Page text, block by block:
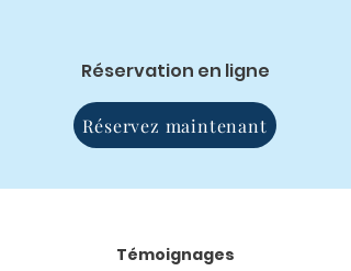
Réservation en ligne
Réservez maintenant
Témoignages